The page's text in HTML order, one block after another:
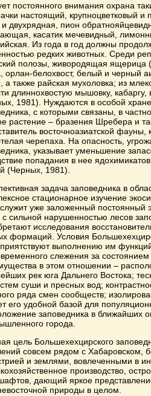
постоянного внимания охрана
настоящий, крупноцветковый и
двухрядная, пион
касатик мечевидный,
Из года в год должны
редких животных. Среди
полозы, живородящая ящерица
орлан-белохвост, белый и черный
а также райская мухоловка; из
длиннохвостую мышовку, кабаргу,
1981). Нуждаются в особой
с которыми связаны, в
растение – бразения Шребера и
восточноазиатской фауны,
черепаха. На опасность,
указывает уменьшение
попадания в нее
(Черных, 1981).
задача заповедника в
стационарное изучение
уже заложенный постоянный
с сильной нарушенностью лесов
исследования
формаций. Условия
выполнению им
слежения за
в этом отношении –
рек юга Дальнего Востока;
суши и пресных вод;
ряда смен сообществ;
его удобной базой для
заповедника в ближайших
города.
цель Большехехцирского
совсем рядом с Хабаровском,
и землями, вовлеченными в
производство,
дающий яркое
природы в целом.